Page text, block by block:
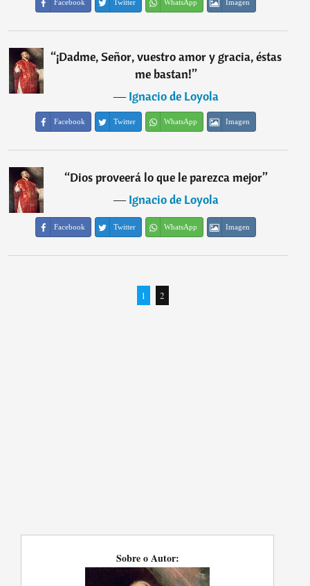
Facebook Twitter WhatsApp Imagen
“¡Dadme, Señor, vuestro amor y gracia, éstas
me bastan!”
―Ignacio de Loyola
Facebook Twitter WhatsApp Imagen
“Dios proveerá lo que le parezca mejor”
―Ignacio de Loyola
Facebook Twitter WhatsApp Imagen
1 2
Sobre o Autor: